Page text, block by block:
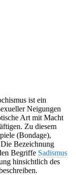
ist ein
Neigungen
Art mit Macht
Zu diesem
(Bondage),
Bezeichnung
Begriffe Sadismus
hinsichtlich des